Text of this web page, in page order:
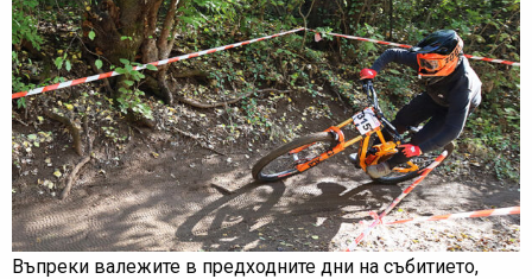
Въпреки валежите в предходните дни на събитието,